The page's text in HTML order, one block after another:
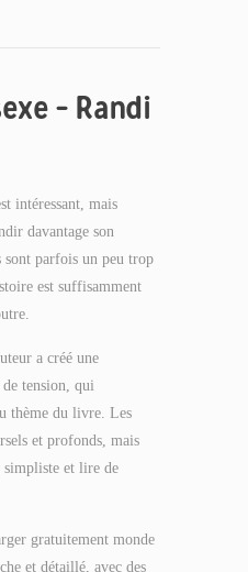
– Randi
intéressant, mais
davantage son
parfois un peu trop
est suffisamment
a créé une
de tension, qui
thème du livre. Les
et profonds, mais
simpliste et lire de
gratuitement monde
et détaillé, avec des